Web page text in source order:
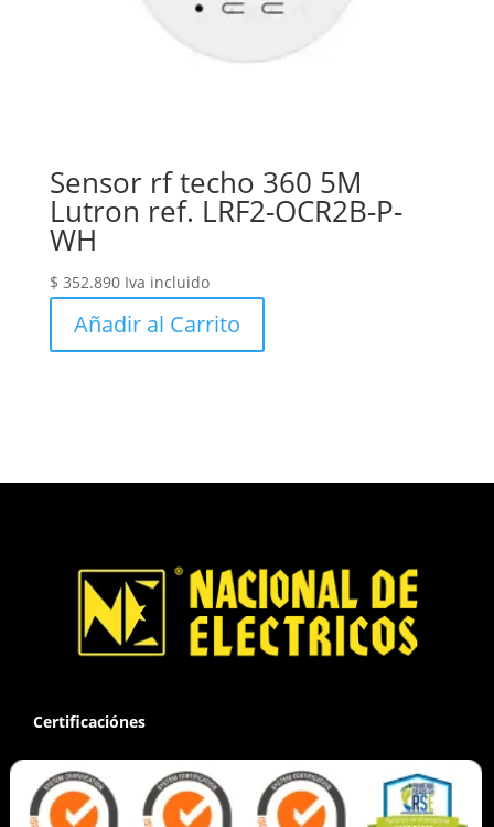
Sensor rf techo 360 5M
Lutron ref. LRF2-OCR2B-P-
WH
$ 352.890 Iva incluido
Añadir al Carrito
Certificaciónes